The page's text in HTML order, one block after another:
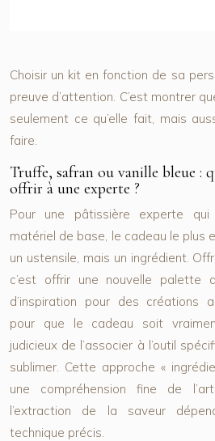
Choisir un kit en fonction de sa
preuve d’attention. C’est montrer
seulement ce qu’elle fait, mais
faire.
Truffe, safran ou vanille bleue :
offrir à une experte ?
Pour une pâtissière experte
matériel de base, le cadeau le plus
un ustensile, mais un ingrédient.
c’est offrir une nouvelle palette
d’inspiration pour des créations
pour que le cadeau soit
judicieux de l’associer à l’outil
sublimer. Cette approche «
une compréhension fine de
l’extraction de la saveur
technique précis.